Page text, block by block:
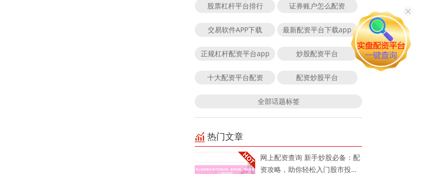
股票杠杆平台排行 证券账户怎么配资
交易软件APP下载 最新配资平台下载app
正规杠杆配资平台app 炒股配资平台
十大配资平台配资 配资炒股平台
全部话题标签
热门文章
网上配资查询 新手炒股必备：配
资攻略，助你轻松入门股市投